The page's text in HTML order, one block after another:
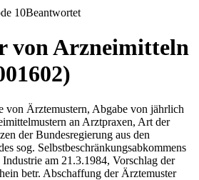
10Beantwortet
von Arzneimitteln
von Ärztemustern, Abgabe von jährlich
an Arztpraxen, Art der
der Bundesregierung aus den
sog. Selbstbeschränkungsabkommens
am 21.3.1984, Vorschlag der
betr. Abschaffung der Ärztemuster